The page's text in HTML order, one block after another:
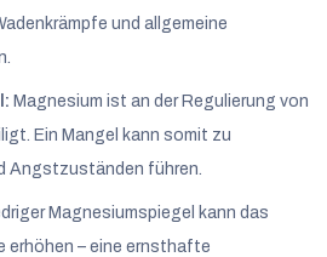
und allgemeine
Magnesium ist an der Regulierung von
Ein Mangel kann somit zu
Angstzuständen führen.
Magnesiumspiegel kann das
erhöhen – eine ernsthafte